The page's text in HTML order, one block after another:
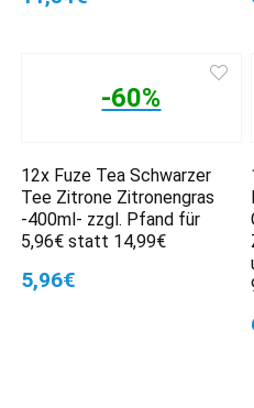
-60%
12x Fuze Tea Schwarzer
Tee Zitrone Zitronengras
-400ml- zzgl. Pfand für
5,96€ statt 14,99€
5,96€